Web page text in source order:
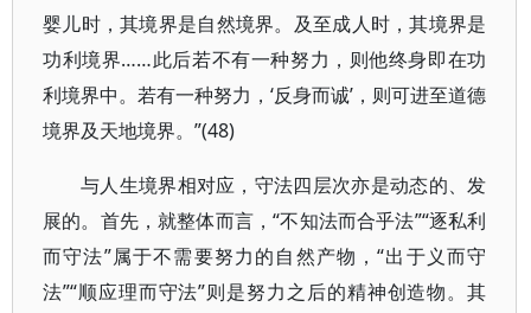
婴儿时，其境界是自然境界。及至成人时，其境界是
功利境界……此后若不有一种努力，则他终身即在功
利境界中。若有一种努力，‘反身而诚’，则可进至道德
境界及天地境界。”(48)
与人生境界相对应，守法四层次亦是动态的、发
展的。首先，就整体而言，“不知法而合乎法”“逐私利
而守法”属于不需要努力的自然产物，“出于义而守
法”“顺应理而守法”则是努力之后的精神创造物。其